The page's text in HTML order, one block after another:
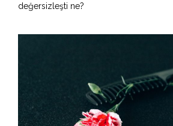
değersizleşti ne?